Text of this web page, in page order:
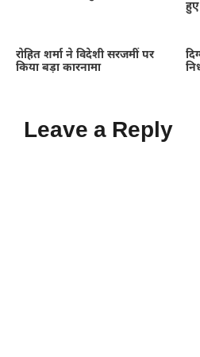
हुए
रोहित शर्मा ने विदेशी सरजमीं पर
किया बड़ा कारनामा
Leave a Reply